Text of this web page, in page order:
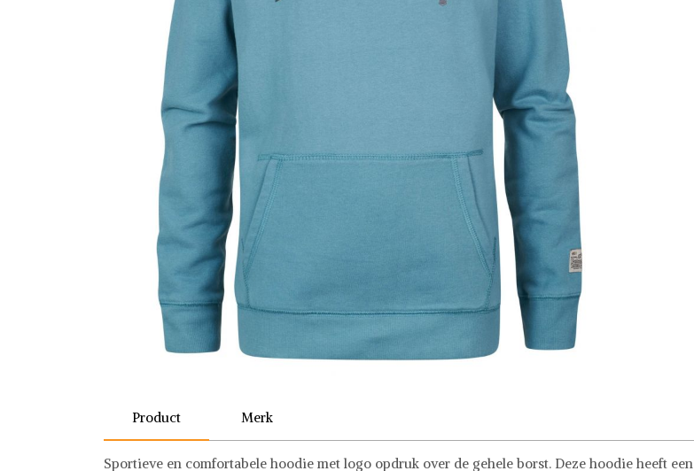
Product Merk
Sportieve en comfortabele hoodie met logo opdruk over de gehele borst. Deze hoodie heeft een